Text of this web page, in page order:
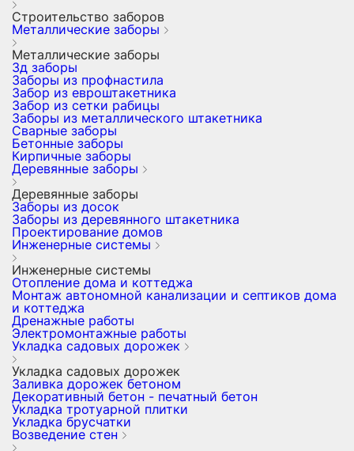
Строительство заборов
Металлические заборы
Металлические заборы
3д заборы
Заборы из профнастила
Забор из евроштакетника
Забор из сетки рабицы
Заборы из металлического штакетника
Сварные заборы
Бетонные заборы
Кирпичные заборы
Деревянные заборы
Деревянные заборы
Заборы из досок
Заборы из деревянного штакетника
Проектирование домов
Инженерные системы
Инженерные системы
Отопление дома и коттеджа
Монтаж автономной канализации и септиков дома
и коттеджа
Дренажные работы
Электромонтажные работы
Укладка садовых дорожек
Укладка садовых дорожек
Заливка дорожек бетоном
Декоративный бетон - печатный бетон
Укладка тротуарной плитки
Укладка брусчатки
Возведение стен